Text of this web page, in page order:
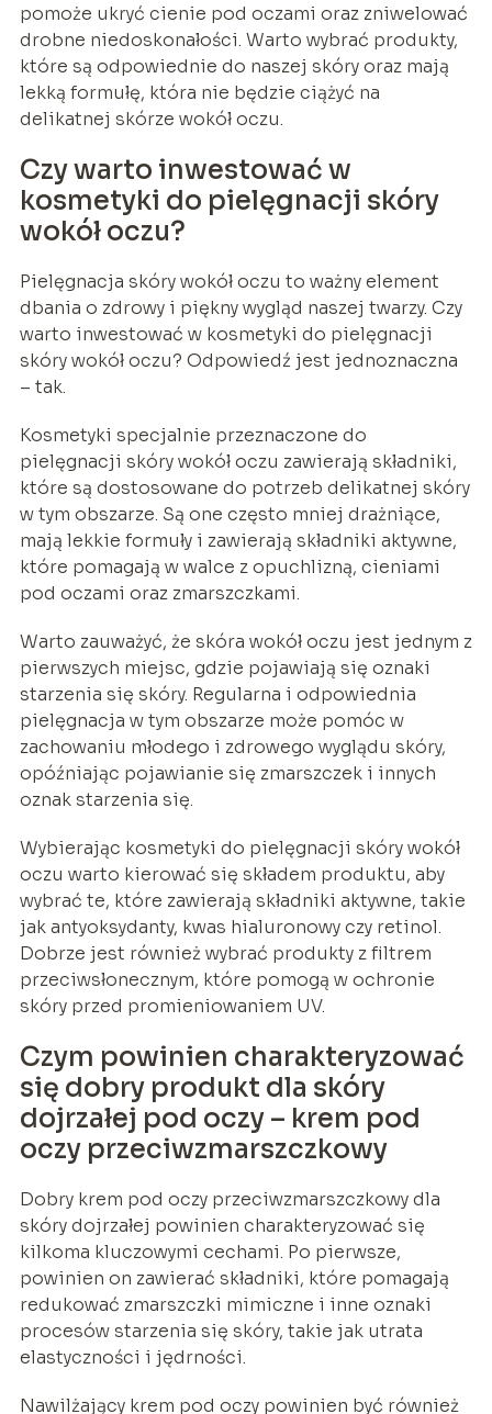
pomoże ukryć cienie pod oczami oraz zniwelować
drobne niedoskonałości. Warto wybrać produkty,
które są odpowiednie do naszej skóry oraz mają
lekką formułę, która nie będzie ciążyć na
delikatnej skórze wokół oczu.
Czy warto inwestować w
kosmetyki do pielęgnacji skóry
wokół oczu?
Pielęgnacja skóry wokół oczu to ważny element
dbania o zdrowy i piękny wygląd naszej twarzy. Czy
warto inwestować w kosmetyki do pielęgnacji
skóry wokół oczu? Odpowiedź jest jednoznaczna
– tak.
Kosmetyki specjalnie przeznaczone do
pielęgnacji skóry wokół oczu zawierają składniki,
które są dostosowane do potrzeb delikatnej skóry
w tym obszarze. Są one często mniej drażniące,
mają lekkie formuły i zawierają składniki aktywne,
które pomagają w walce z opuchlizną, cieniami
pod oczami oraz zmarszczkami.
Warto zauważyć, że skóra wokół oczu jest jednym z
pierwszych miejsc, gdzie pojawiają się oznaki
starzenia się skóry. Regularna i odpowiednia
pielęgnacja w tym obszarze może pomóc w
zachowaniu młodego i zdrowego wyglądu skóry,
opóźniając pojawianie się zmarszczek i innych
oznak starzenia się.
Wybierając kosmetyki do pielęgnacji skóry wokół
oczu warto kierować się składem produktu, aby
wybrać te, które zawierają składniki aktywne, takie
jak antyoksydanty, kwas hialuronowy czy retinol.
Dobrze jest również wybrać produkty z filtrem
przeciwsłonecznym, które pomogą w ochronie
skóry przed promieniowaniem UV.
Czym powinien charakteryzować
się dobry produkt dla skóry
dojrzałej pod oczy – krem pod
oczy przeciwzmarszczkowy
Dobry krem pod oczy przeciwzmarszczkowy dla
skóry dojrzałej powinien charakteryzować się
kilkoma kluczowymi cechami. Po pierwsze,
powinien on zawierać składniki, które pomagają
redukować zmarszczki mimiczne i inne oznaki
procesów starzenia się skóry, takie jak utrata
elastyczności i jędrności.
Nawilżający krem pod oczy powinien być również